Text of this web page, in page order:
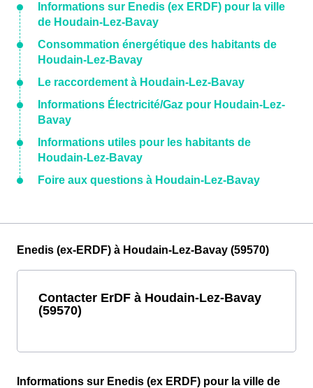
Informations sur Enedis (ex ERDF) pour la ville
de Houdain-Lez-Bavay
Consommation énergétique des habitants de
Houdain-Lez-Bavay
Le raccordement à Houdain-Lez-Bavay
Informations Électricité/Gaz pour Houdain-Lez-
Bavay
Informations utiles pour les habitants de
Houdain-Lez-Bavay
Foire aux questions à Houdain-Lez-Bavay
Enedis (ex-ERDF) à Houdain-Lez-Bavay (59570)
Contacter ErDF à Houdain-Lez-Bavay
(59570)
Informations sur Enedis (ex ERDF) pour la ville de